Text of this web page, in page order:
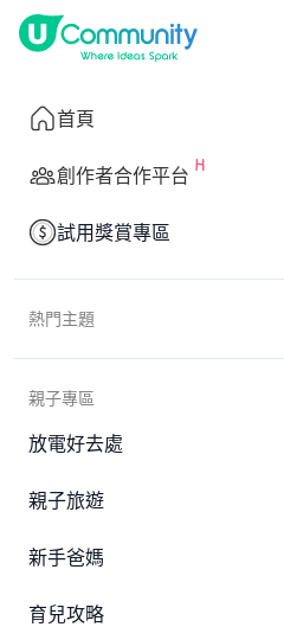
首頁
創作者合作平台
試用獎賞專區
熱門主題
親子專區
放電好去處
親子旅遊
新手爸媽
育兒攻略